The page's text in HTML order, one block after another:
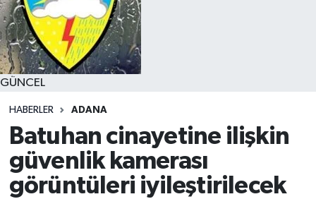
GÜNCEL
HABERLER ADANA
Batuhan cinayetine ilişkin
güvenlik kamerası
görüntüleri iyileştirilecek